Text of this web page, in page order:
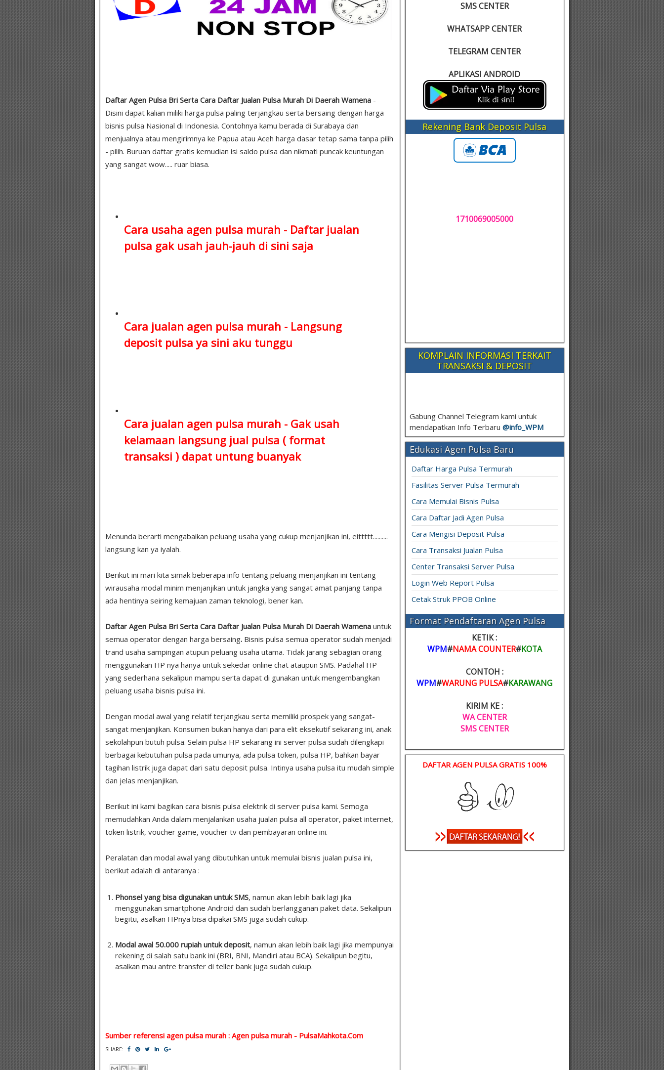
Daftar Agen Pulsa Bri Serta Cara Daftar Jualan Pulsa Murah Di Daerah Wamena -
Disini dapat kalian miliki harga pulsa paling terjangkau serta bersaing dengan harga
bisnis pulsa Nasional di Indonesia. Contohnya kamu berada di Surabaya dan
menjualnya atau mengirimnya ke Papua atau Aceh harga dasar tetap sama tanpa pilih
- pilih. Buruan daftar gratis kemudian isi saldo pulsa dan nikmati puncak keuntungan
yang sangat wow..... ruar biasa.
Cara usaha agen pulsa murah - Daftar jualan
pulsa gak usah jauh-jauh di sini saja
Cara jualan agen pulsa murah - Langsung
deposit pulsa ya sini aku tunggu
Cara jualan agen pulsa murah - Gak usah
kelamaan langsung jual pulsa ( format
transaksi )dapat untung buanyak
Menunda berarti mengabaikan peluang usaha yang cukup menjanjikan ini, eittttt..........
langsung kan ya iyalah.
Berikut ini mari kita simak beberapa info tentang peluang menjanjikan ini tentang
wirausaha modal minim menjanjikan untuk jangka yang sangat amat panjang tanpa
ada hentinya seiring kemajuan zaman teknologi, bener kan.
Daftar Agen Pulsa Bri Serta Cara Daftar Jualan Pulsa Murah Di Daerah Wamena untuk
semua operator dengan harga bersaing. Bisnis pulsa semua operator sudah menjadi
trand usaha sampingan atupun peluang usaha utama. Tidak jarang sebagian orang
menggunakan HP nya hanya untuk sekedar online chat ataupun SMS. Padahal HP
yang sederhana sekalipun mampu serta dapat di gunakan untuk mengembangkan
peluang usaha bisnis pulsa ini.
Dengan modal awal yang relatif terjangkau serta memiliki prospek yang sangat-
sangat menjanjikan. Konsumen bukan hanya dari para elit eksekutif sekarang ini, anak
sekolahpun butuh pulsa. Selain pulsa HP sekarang ini server pulsa sudah dilengkapi
berbagai kebutuhan pulsa pada umunya, ada pulsa token, pulsa HP, bahkan bayar
tagihan listrik juga dapat dari satu deposit pulsa. Intinya usaha pulsa itu mudah simple
dan jelas menjanjikan.
Berikut ini kami bagikan cara bisnis pulsa elektrik di server pulsa kami. Semoga
memudahkan Anda dalam menjalankan usaha jualan pulsa all operator, paket internet,
token listrik, voucher game, voucher tv dan pembayaran online ini.
Peralatan dan modal awal yang dibutuhkan untuk memulai bisnis jualan pulsa ini,
berikut adalah di antaranya :
Phonsel yang bisa digunakan untuk SMS, namun akan lebih baik lagi jika
menggunakan smartphone Android dan sudah berlangganan paket data. Sekalipun
begitu, asalkan HPnya bisa dipakai SMS juga sudah cukup.
Modal awal 50.000 rupiah untuk deposit, namun akan lebih baik lagi jika mempunyai
rekening di salah satu bank ini (BRI, BNI, Mandiri atau BCA). Sekalipun begitu,
asalkan mau antre transfer di teller bank juga sudah cukup.
Sumber referensi agen pulsa murah : Agen pulsa murah - PulsaMahkota.Com
SHARE:
SMS CENTER
WHATSAPP CENTER
TELEGRAM CENTER
APLIKASI ANDROID
Rekening Bank Deposit Pulsa
1710069005000
KOMPLAIN INFORMASI TERKAIT
TRANSAKSI & DEPOSIT
Gabung Channel Telegram kami untuk
mendapatkan Info Terbaru @info_ WPM
Edukasi Agen Pulsa Baru
Daftar Harga Pulsa Termurah
Fasilitas Server Pulsa Termurah
Cara Memulai Bisnis Pulsa
Cara Daftar Jadi Agen Pulsa
Cara Mengisi Deposit Pulsa
Cara Transaksi Jualan Pulsa
Center Transaksi Server Pulsa
Login Web Report Pulsa
Cetak Struk PPOB Online
Format Pendaftaran Agen Pulsa
KETIK :
WPM#NAMA COUNTER#KOTA
CONTOH :
WPM#WARUNG PULSA#KARAWANG
KIRIM KE :
WA CENTER
SMS CENTER
DAFTAR AGEN PULSA GRATIS 100%